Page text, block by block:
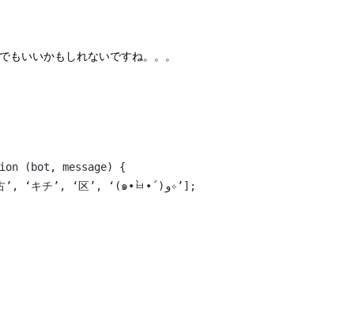
いいかもしれないですね。。。
(bot, message) {
var omikujiArray = [‘吉’ ,’小吉’ ,’大吉’ ,’中吉’ ,’半吉’ ,’末小吉’ ,’末吉’ ,’凶’ ,’半凶’ ,’小凶’ ,’末凶’ ,’大凶’, ‘古’, ‘キチ’, ‘区’, ‘(๑•̀ㅂ•́)و✧’];